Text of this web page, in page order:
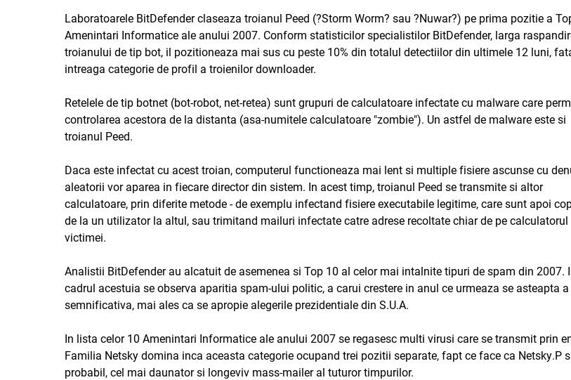
Laboratoarele BitDefender claseaza troianul Peed (?Storm Worm? sau ?Nuwar?) pe prima pozitie a
Amenintari Informatice ale anului 2007. Conform statisticilor specialistilor BitDefender, larga
troianului de tip bot, il pozitioneaza mai sus cu peste 10% din totalul detectiilor din ultimele 12 luni,
intreaga categorie de profil a troienilor downloader.
Retelele de tip botnet (bot-robot, net-retea) sunt grupuri de calculatoare infectate cu malware care
controlarea acestora de la distanta (asa-numitele calculatoare "zombie"). Un astfel de malware este si
troianul Peed.
Daca este infectat cu acest troian, computerul functioneaza mai lent si multiple fisiere ascunse cu
aleatorii vor aparea in fiecare director din sistem. In acest timp, troianul Peed se transmite si altor
calculatoare, prin diferite metode - de exemplu infectand fisiere executabile legitime, care sunt apoi
de la un utilizator la altul, sau trimitand mailuri infectate catre adrese recoltate chiar de pe calculatorul
victimei.
Analistii BitDefender au alcatuit de asemenea si Top 10 al celor mai intalnite tipuri de spam din 2007.
cadrul acestuia se observa aparitia spam-ului politic, a carui crestere in anul ce urmeaza se asteapta
semnificativa, mai ales ca se apropie alegerile prezidentiale din S.U.A.
In lista celor 10 Amenintari Informatice ale anului 2007 se regasesc multi virusi care se transmit prin
Familia Netsky domina inca aceasta categorie ocupand trei pozitii separate, fapt ce face ca Netsky.P
probabil, cel mai daunator si longeviv mass-mailer al tuturor timpurilor.